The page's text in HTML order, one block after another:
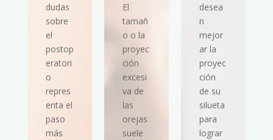
dudas
sobre
el
postop
eratori
o
repres
enta el
paso
más
El
tamañ
o o la
proyec
ción
excesi
va de
las
orejas
suele
desea
n
mejor
ar la
proyec
ción
de su
silueta
para
lograr